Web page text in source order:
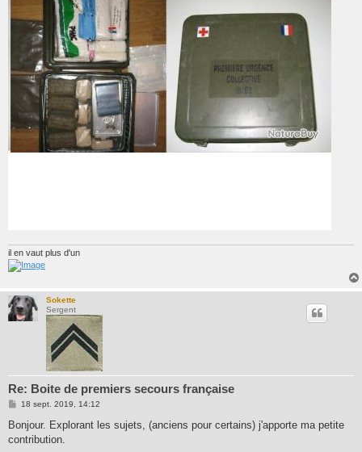
il en vaut plus d'un
Sokette
Sergent
Re: Boite de premiers secours française
M
s
a
18 sept. 2019, 14:12
Bonjour. Explorant les sujets, (anciens pour certains) j'apporte ma petite
contribution.